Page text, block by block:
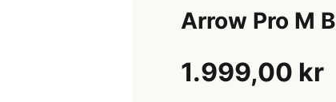
Arrow Pro M
1.999,00 kr